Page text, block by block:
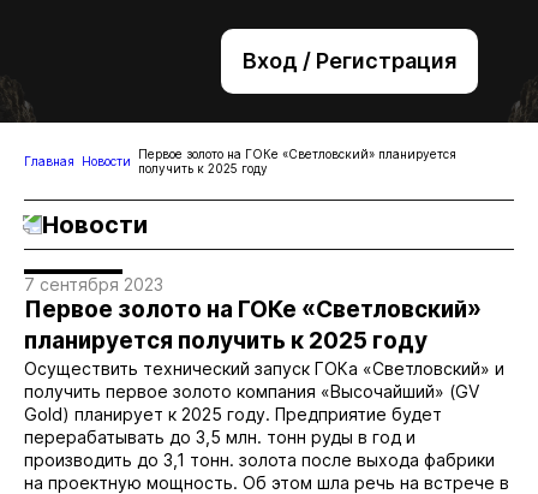
Вход / Регистрация
+7 (495) 221-76-32
bsv@zolteh.ru
Главная Новости
Первое золото на ГОКе «Светловский» планируется
получить к 2025 году
Новости
7 сентября 2023
Первое золото на ГОКе «Светловский»
планируется получить к 2025 году
Осуществить технический запуск ГОКа «Светловский» и
получить первое золото компания «Высочайший» (GV
Gold) планирует к 2025 году. Предприятие будет
перерабатывать до 3,5 млн. тонн руды в год и
производить до 3,1 тонн. золота после выхода фабрики
на проектную мощность. Об этом шла речь на встрече в